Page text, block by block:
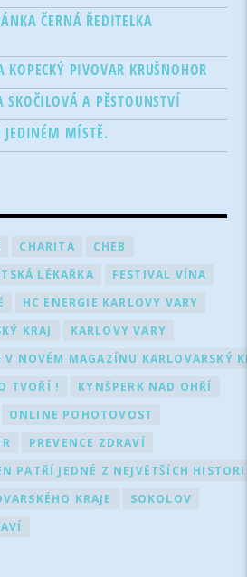
ČERNÁ ŘEDITELKA
KOPECKÝ PIVOVAR KRUŠNOHOR
SKOČILOVÁ A PĚSTOUNSTVÍ
JEDINÉM MÍSTĚ.
CHARITA
CHEB
LÉKAŘKA
FESTIVAL VÍNA
HC ENERGIE KARLOVY VARY
KRAJ
KARLOVY VARY
V NOVÉM MAGAZÍNU KARLOVARSKÝ
TVOŘÍ !
KYNŠPERK NAD OHŘÍ
ONLINE POHOTOVOST
PREVENCE ZDRAVÍ
PATŘÍ JEDNÉ Z NEJVĚTŠÍCH
KRAJE
SOKOLOV